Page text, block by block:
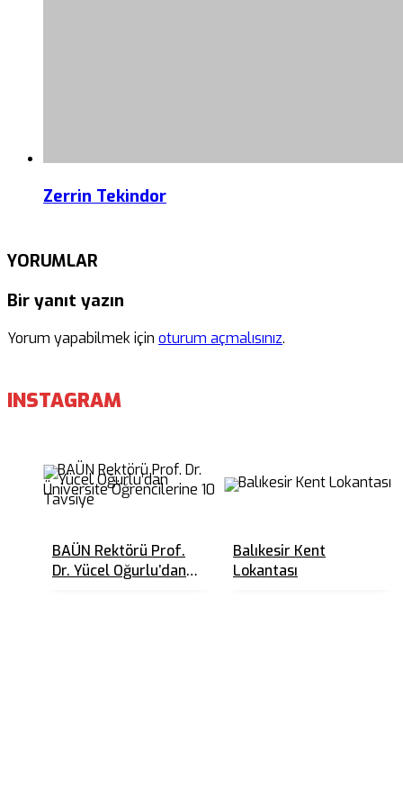
Zerrin Tekindor
YORUMLAR
Bir yanıt yazın
Yorum yapabilmek için oturum açmalısınız.
INSTAGRAM
BAÜN Rektörü Prof.
Dr. Yücel Oğurlu’dan
Balıkesir Kent
Lokantası